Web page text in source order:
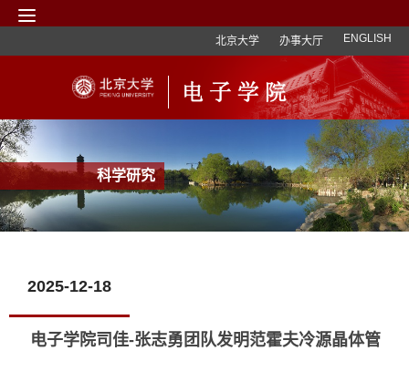
北京大学 办事大厅 ENGLISH
科学研究
2025-12-18
电子学院司佳-张志勇团队发明范霍夫冷源晶体管